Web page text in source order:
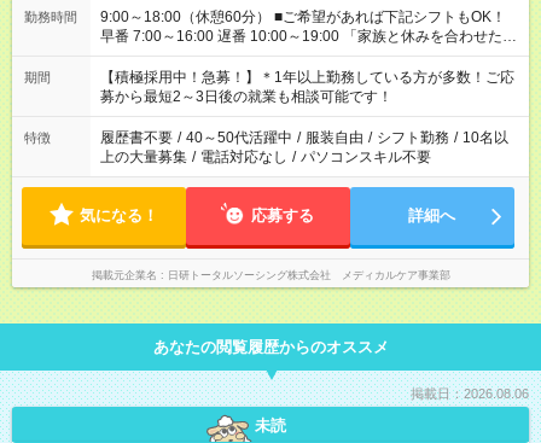
勤務時間
9:00～18:00（休憩60分） ■ご希望があれば下記シフトもOK！
早番 7:00～16:00 遅番 10:00～19:00 「家族と休みを合わせた
い」 「余裕を持って夕飯の準備がしたい」 「できれば残業はし
たくない」 など、ご希望を教えてくださいね。 ※Wワーク希望
の方へ 今ご覧のお仕事で希望する勤務時間と、もう1つのお仕事
の勤務時間。 合計で週40時間を超える場合は応募できません。
期間
【積極採用中！急募！】＊1年以上勤務している方が多数！ご応
募から最短2～3日後の就業も相談可能です！
特徴 履歴書不要 / 40～50代活躍中 / 服装自由 / シフト勤務 / 10名以
上の大量募集 / 電話対応なし / パソコンスキル不要
気になる！ 応募する 詳細へ
掲載元企業名 日研トータルソーシング株式会社 メディカルケア事業部
あなたの閲覧履歴からのオススメ
掲載日：2026.08.06
未読